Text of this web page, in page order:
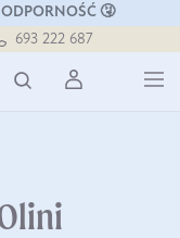
ODPORNOŚĆ 🤧
693 222 687